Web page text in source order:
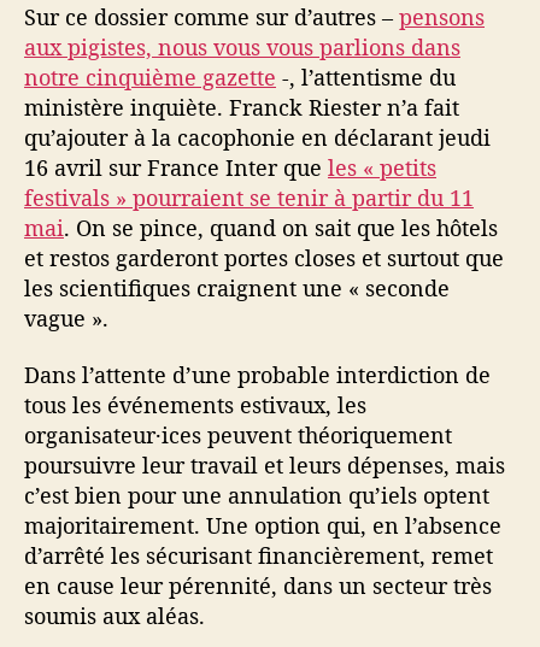
Sur ce dossier comme sur d’autres – pensons
aux pigistes, nous vous vous parlions dans
notre cinquième gazette -, l’attentisme du
ministère inquiète. Franck Riester n’a fait
qu’ajouter à la cacophonie en déclarant jeudi
16 avril sur France Inter que les « petits
festivals » pourraient se tenir à partir du 11
mai. On se pince, quand on sait que les hôtels
et restos garderont portes closes et surtout que
les scientifiques craignent une « seconde
vague ».
Dans l’attente d’une probable interdiction de
tous les événements estivaux, les
organisateur·ices peuvent théoriquement
poursuivre leur travail et leurs dépenses, mais
c’est bien pour une annulation qu’iels optent
majoritairement. Une option qui, en l’absence
d’arrêté les sécurisant financièrement, remet
en cause leur pérennité, dans un secteur très
soumis aux aléas.